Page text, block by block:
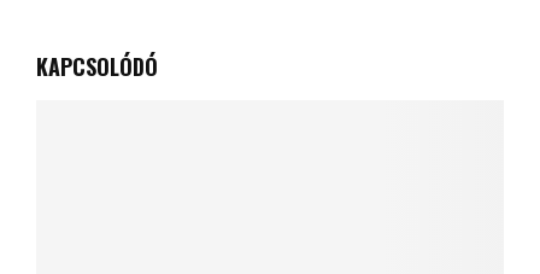
KAPCSOLÓDÓ